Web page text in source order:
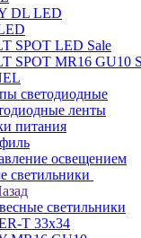
DL LED
SPOT LED Sale
SPOT MR16 GU10
светодиодные
ленты
питания
освещением
светильники
светильники
T 33x34